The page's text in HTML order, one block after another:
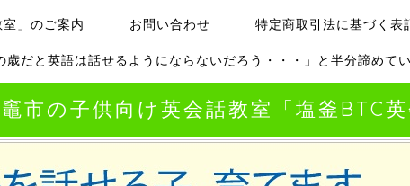
」のご案内 お問い合わせ 特定商取引法に基づく表
歳だと英語は話せるようにならないだろう・・・」と半分諦めて
市の子供向け英会話教室「塩釜BTC英